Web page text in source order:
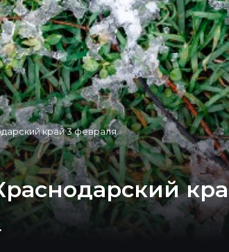
край 3 февраля